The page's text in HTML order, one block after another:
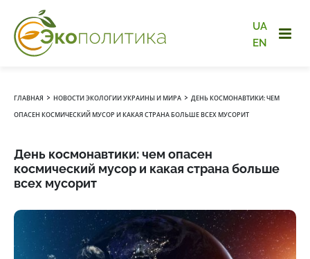
UA
EN
ГЛАВНАЯ › НОВОСТИ ЭКОЛОГИИ УКРАИНЫ И МИРА › ДЕНЬ КОСМОНАВТИКИ: ЧЕМ
ОПАСЕН КОСМИЧЕСКИЙ МУСОР И КАКАЯ СТРАНА БОЛЬШЕ ВСЕХ МУСОРИТ
День космонавтики: чем опасен
космический мусор и какая страна больше
всех мусорит